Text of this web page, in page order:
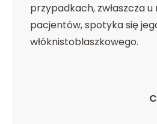
przypadkach, zwłaszcza u
pacjentów, spotyka się
włóknistoblaszkowego.